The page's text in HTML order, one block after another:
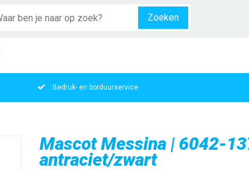
Zoeken
Bedruk- en borduurservice
Mascot Messina | 6042-
antraciet/zwart